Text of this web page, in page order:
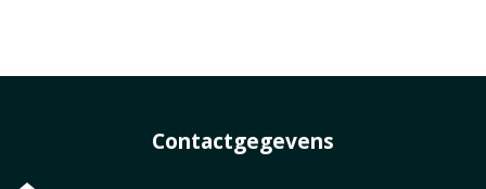
Contactgegevens